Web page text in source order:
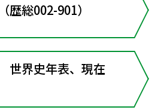
歴総002-901）
界史年表、現在